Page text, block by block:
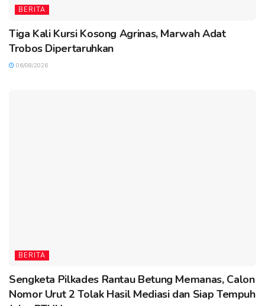
BERITA
Tiga Kali Kursi Kosong Agrinas, Marwah Adat
Trobos Dipertaruhkan
06/08/2026
BERITA
Sengketa Pilkades Rantau Betung Memanas, Calon
Nomor Urut 2 Tolak Hasil Mediasi dan Siap Tempuh